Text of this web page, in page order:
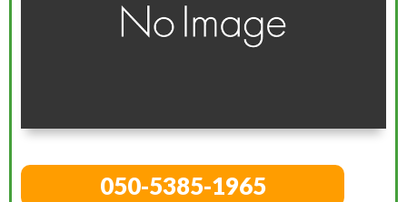
050-5385-1965